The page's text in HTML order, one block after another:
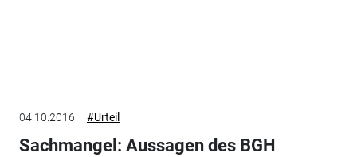
04.10.2016 #Urteil
Sachmangel: Aussagen des BGH